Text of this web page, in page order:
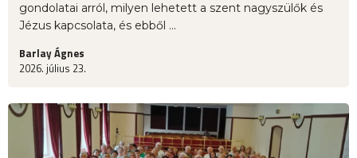
gondolatai arról, milyen lehetett a szent nagyszülők és
Jézus kapcsolata, és ebből ...
Barlay Ágnes
2026. július 23.